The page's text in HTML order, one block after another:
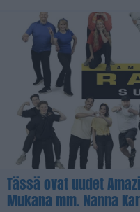
Tässä ovat uudet
Mukana mm. Nanna